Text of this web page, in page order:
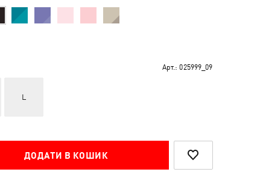
Арт.: 025999_09
L
ДОДАТИ В КОШИК